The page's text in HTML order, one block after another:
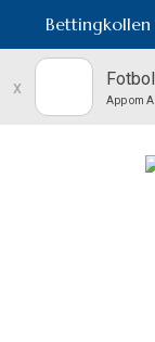
Bettingkollen
x
App om